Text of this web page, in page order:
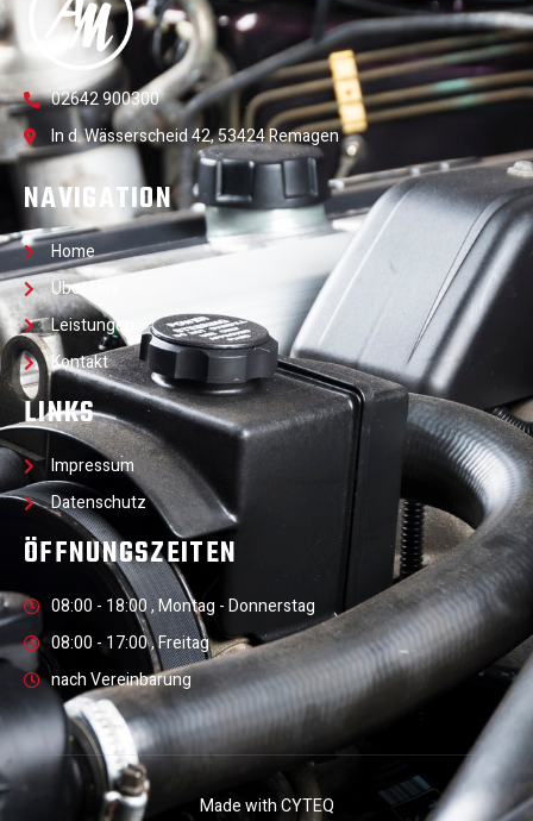
02642 900300
In d. Wässerscheid 42, 53424 Remagen
NAVIGATION
Home
Über Uns
Leistungen
Kontakt
LINKS
Impressum
Datenschutz
ÖFFNUNGSZEITEN
08:00 - 18:00 , Montag - Donnerstag
08:00 - 17:00 , Freitag
nach Vereinbarung
Made with CYTEQ